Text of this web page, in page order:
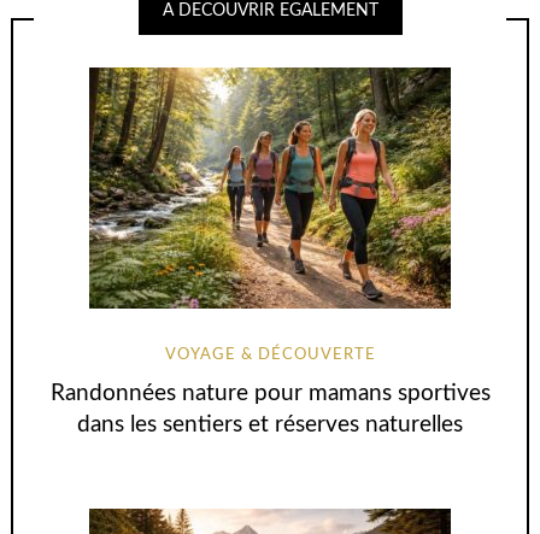
A DECOUVRIR EGALEMENT
VOYAGE & DÉCOUVERTE
Randonnées nature pour mamans sportives
dans les sentiers et réserves naturelles